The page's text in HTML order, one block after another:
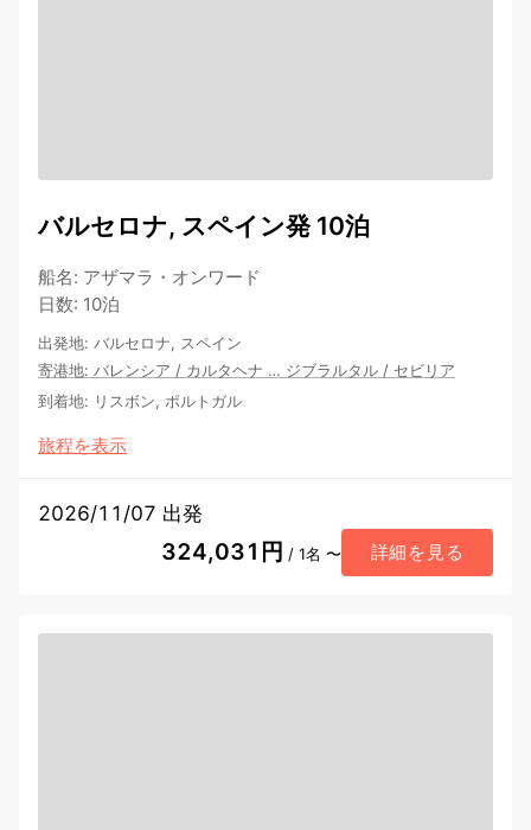
バルセロナ, スペイン発 10泊
船名: アザマラ・オンワード
日数: 10泊
出発地: バルセロナ, スペイン
寄港地: バレンシア / カルタヘナ … ジブラルタル / セビリア
到着地: リスボン, ポルトガル
旅程を表示
2026/11/07 出発
324,031円 / 1名 〜 詳細を見る